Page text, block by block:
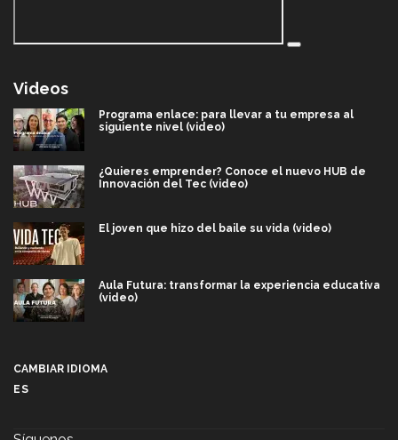
Videos
Programa enlace: para llevar a tu empresa al
siguiente nivel (video)
¿Quieres emprender? Conoce el nuevo HUB de
Innovación del Tec (video)
El joven que hizo del baile su vida (video)
Aula Futura: transformar la experiencia educativa
(video)
CAMBIAR IDIOMA
ES